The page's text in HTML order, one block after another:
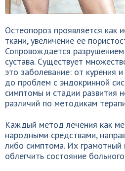
Остеопороз проявляется как
ткани, увеличение ее
Сопровождается
сустава. Существует
это заболевание: от курения
до проблем с эндокринной
симптомы и стадии развития
различий по методикам
Каждый метод лечения как
народными средствами,
либо симптома. Их
облегчить состояние